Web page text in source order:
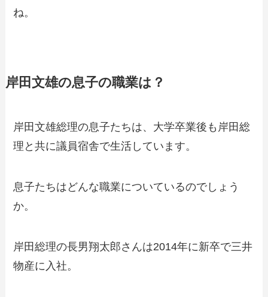
ね。
岸田文雄の息子の職業は？
岸田文雄総理の息子たちは、大学卒業後も岸田総
理と共に議員宿舎で生活しています。
息子たちはどんな職業についているのでしょう
か。
岸田総理の長男翔太郎さんは2014年に新卒で三井
物産に入社。